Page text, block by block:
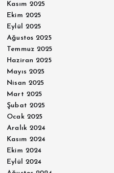
Kasım 2025
Ekim 2025
Eylül 2025
Ağustos 2025
Temmuz 2025
Haziran 2025
Mayıs 2025
Nisan 2025
Mart 2025
Şubat 2025
Ocak 2025
Aralık 2024
Kasım 2024
Ekim 2024
Eylül 2024